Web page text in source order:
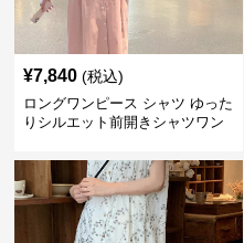
¥7,840 (税込)
ロングワンピース シャツ ゆった
りシルエット前開きシャツワン